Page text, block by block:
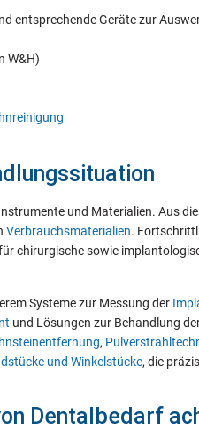
entsprechende Geräte zur
W&H)
und Materialien. Aus
Verbrauchsmaterialien.
chirurgische sowie
Systeme zur Messung der
und Lösungen zur Behandlung
,
und Winkelstücke, die
Dentalbedarf